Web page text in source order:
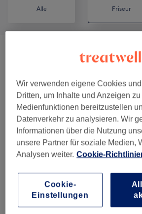
Alle Friseur
Head Spa/Entspannende
Unsere Arbeit
Bild anklicken für weitere Details
Wir verwenden eigene Cookies
Dritten, um Inhalte und Anzeigen
Medienfunktionen bereitzustellen
Datenverkehr zu analysieren. Wir
Informationen über die Nutzung
unsere Partner für soziale Medien,
Analysen weiter. Cookie-
Cookie-
Einstellungen